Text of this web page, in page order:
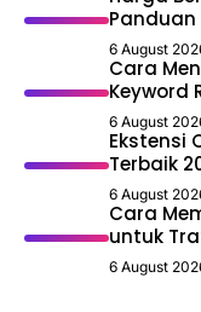
Bersama
yang mudah
cepat &